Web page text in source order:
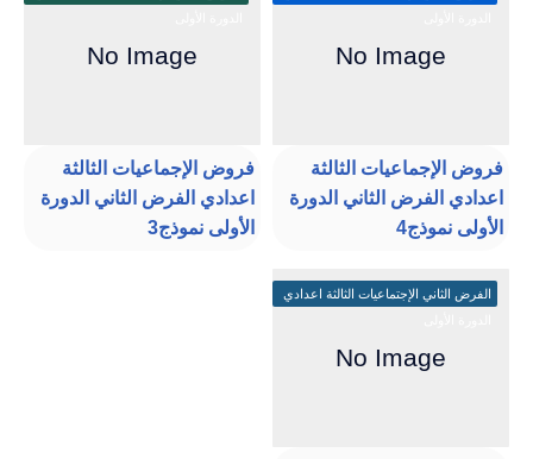
فروض الإجماعيات الثالثة
اعدادي الفرض الثاني الدورة
الأولى نموذج4
فروض الإجماعيات الثالثة
اعدادي الفرض الثاني الدورة
الأولى نموذج3
الفرض الثاني الإجتماعيات الثالثة اعدادي